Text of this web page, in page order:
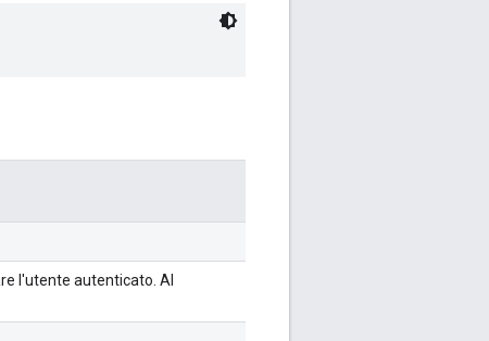
l'utente autenticato. Al